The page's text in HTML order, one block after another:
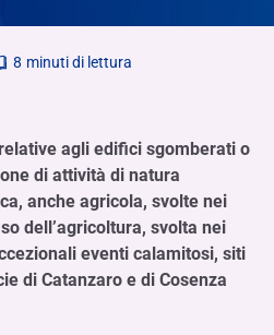
8 minuti di lettura
agli edifici sgomberati o
di attività di natura
anche agricola, svolte nei
dell’agricoltura, svolta nei
eventi calamitosi, siti
di Catanzaro e di Cosenza